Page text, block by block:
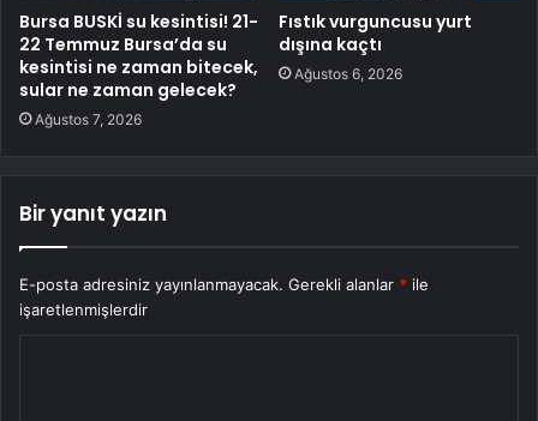
Bursa BUSKİ su kesintisi! 21-
22 Temmuz Bursa’da su
kesintisi ne zaman bitecek,
sular ne zaman gelecek?
Ağustos 7, 2026
Fıstık vurguncusu yurt
dışına kaçtı
Ağustos 6, 2026
Bir yanıt yazın
E-posta adresiniz yayınlanmayacak. Gerekli alanlar * ile
işaretlenmişlerdir